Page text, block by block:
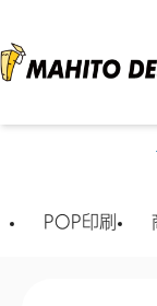
POP印刷